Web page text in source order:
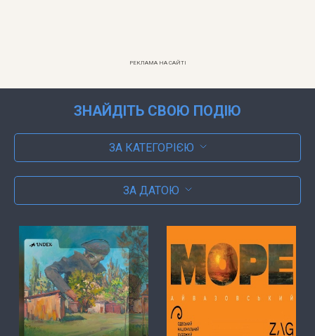
РЕКЛАМА НА САЙТІ
ЗНАЙДІТЬ СВОЮ ПОДІЮ
ЗА КАТЕГОРІЄЮ
ЗА ДАТОЮ